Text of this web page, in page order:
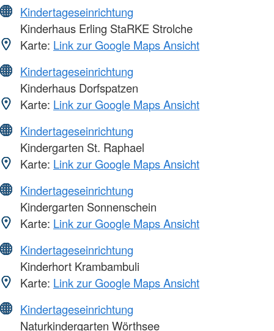
Kindertageseinrichtung
Kinderhaus Erling StaRKE Strolche
Karte: Link zur Google Maps Ansicht
Kindertageseinrichtung
Kinderhaus Dorfspatzen
Karte: Link zur Google Maps Ansicht
Kindertageseinrichtung
Kindergarten St. Raphael
Karte: Link zur Google Maps Ansicht
Kindertageseinrichtung
Kindergarten Sonnenschein
Karte: Link zur Google Maps Ansicht
Kindertageseinrichtung
Kinderhort Krambambuli
Karte: Link zur Google Maps Ansicht
Kindertageseinrichtung
Naturkindergarten Wörthsee